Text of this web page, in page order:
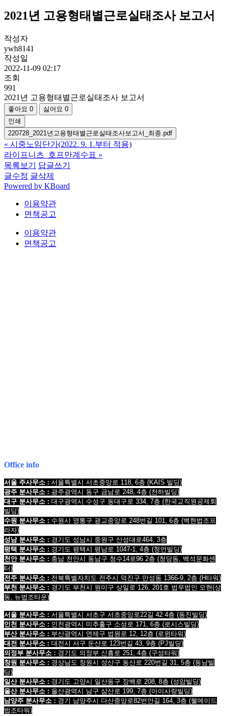
2021년 고용형태별근로실태조사 보고서
작성자
ywh8141
작성일
2022-11-09 02:17
조회
991
2021년 고용형태별근로실태조사 보고서
좋아요 0 싫어요 0
인쇄
220728_2021년고용형태별근로실태조사보고서_최종.pdf
« 시중노임단가(2022. 9. 1.부터 적용)
라이프니츠_호프만계수표 »
목록보기
답글쓰기
글수정 글삭제
Powered by KBoard
이용약관
면책공고
이용약관
면책공고
Office info
서울 주사무소 : 서울특별시 서초중앙로 118, 6층 (KAIS 빌딩)
광주 분사무소 : 광주광역시 동구 금남로 248, 4층 (천하빌딩)
대구 분사무소 : 대구광역시 수성구 동대구로 334, 7층 (한국교직원공제회
빌딩)
수원 분사무소 : 수원시 영통구 광교중앙로 248번길 101, 6층 (백현법조프
라자)
성남 분사무소 : 경기도 성남시 중원구 산성대로464, 3층
평택 분사무소 : 경기도 평택시 평남로 1047-1, 4층 (청언빌딩)
천안 분사무소 : 충남 천안시 동남구 청수14로96 2층 (청당동, 백석문화센
터)
전주 분사무소 : 전북특별자치도 전주시 덕진구 만성동 1366-9, 2층 (H타워)
부천 분사무소 : 경기도 부천시 원미구 상일로 126, 201호 법무법인 오현(상
동, 뉴법조타운)
서울 분사무소 : 서울특별시 서초구 서초중앙로22길 42 4층 (동진빌딩)
인천 분사무소 : 인천광역시 미추홀구 소성로 171, 6층 (로시스빌딩)
부산 분사무소 : 부산광역시 연제구 법원로 12, 12층 (로윈타워)
대전 분사무소 : 대전시 서구 둔산로 123번길 43, 9층 (PJ빌딩)
의정부 분사무소 : 경기도 의정부 신흥로 251, 4층 (구성타워)
창원 분사무소 : 경상남도 창원시 성산구 동산로 220번길 31, 5층 (동남빌
딩)
일산 분사무소 : 경기도 고양시 일산동구 장백로 208, 8층 (성암빌딩)
울산 분사무소 : 울산광역시 남구 삼산로 199, 7층 (아이사랑빌딩)
남양주 분사무소 : 경기 남양주시 다산중앙로82번안길 164, 3층 (웰메이드
법조타워)